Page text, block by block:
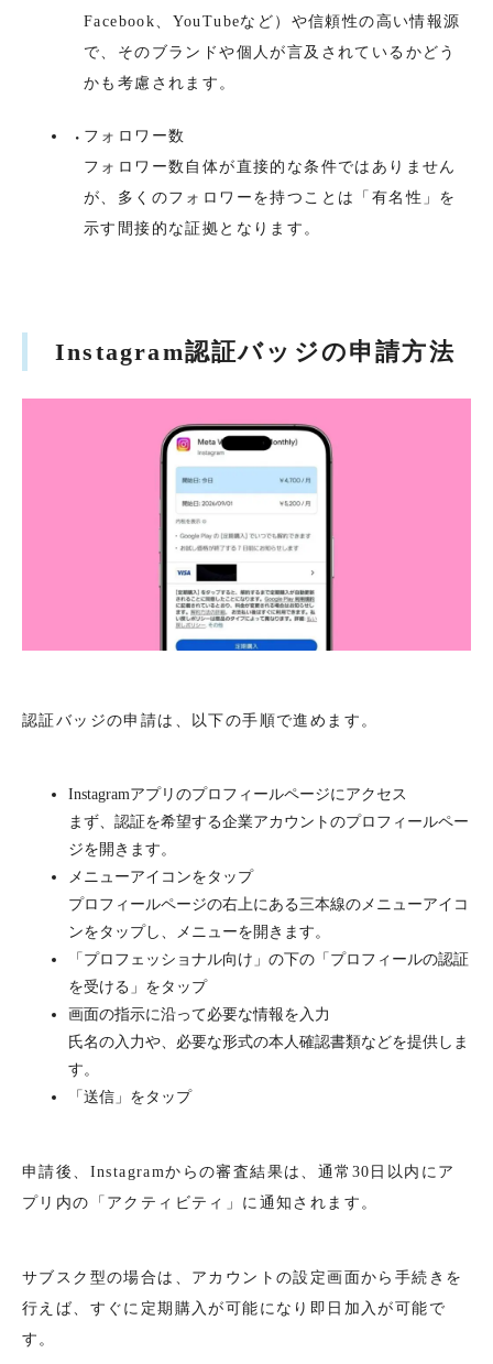
Facebook、YouTubeなど）や信頼性の高い情報源
で、そのブランドや個人が言及されているかどう
かも考慮されます。
フォロワー数
フォロワー数自体が直接的な条件ではありません
が、多くのフォロワーを持つことは「有名性」を
示す間接的な証拠となります。
Instagram認証バッジの申請方法
認証バッジの申請は、以下の手順で進めます。
Instagramアプリのプロフィールページにアクセス
まず、認証を希望する企業アカウントのプロフィールペー
ジを開きます。
メニューアイコンをタップ
プロフィールページの右上にある三本線のメニューアイコ
ンをタップし、メニューを開きます。
「プロフェッショナル向け」の下の「プロフィールの認証
を受ける」をタップ
画面の指示に沿って必要な情報を入力
氏名の入力や、必要な形式の本人確認書類などを提供しま
す。
「送信」をタップ
申請後、Instagramからの審査結果は、通常30日以内にア
プリ内の「アクティビティ」に通知されます。
サブスク型の場合は、アカウントの設定画面から手続きを
行えば、すぐに定期購入が可能になり即日加入が可能で
す。